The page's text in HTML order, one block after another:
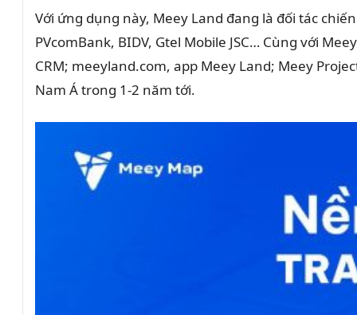
Với ứng dụng này, Meey Land đang là đối tác
PVcomBank, BIDV, Gtel Mobile JSC… Cùng với
CRM; meeyland.com, app Meey Land; Meey
Nam Á trong 1-2 năm tới.